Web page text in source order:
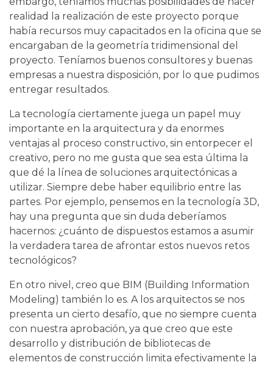
realidad la realización de este proyecto porque
había recursos muy capacitados en la oficina que se
encargaban de la geometría tridimensional del
proyecto. Teníamos buenos consultores y buenas
empresas a nuestra disposición, por lo que pudimos
entregar resultados.
La tecnología ciertamente juega un papel muy
importante en la arquitectura y da enormes
ventajas al proceso constructivo, sin entorpecer el
creativo, pero no me gusta que sea esta última la
que dé la línea de soluciones arquitectónicas a
utilizar. Siempre debe haber equilibrio entre las
partes. Por ejemplo, pensemos en la tecnología 3D,
hay una pregunta que sin duda deberíamos
hacernos: ¿cuánto de dispuestos estamos a asumir
la verdadera tarea de afrontar estos nuevos retos
tecnológicos?
En otro nivel, creo que BIM (Building Information
Modeling) también lo es. A los arquitectos se nos
presenta un cierto desafío, que no siempre cuenta
con nuestra aprobación, ya que creo que este
desarrollo y distribución de bibliotecas de
elementos de construcción limita efectivamente la